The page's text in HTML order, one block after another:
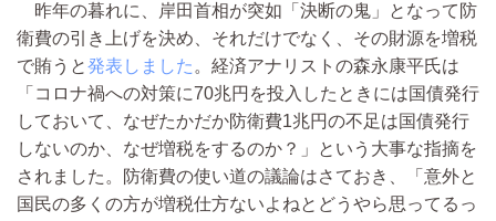
昨年の暮れに、岸田首相が突如「決断の鬼」となって防
衛費の引き上げを決め、それだけでなく、その財源を増税
で賄うと発表しました 。経済アナリストの森永康平氏は
「コロナ禍への対策に70兆円を投入したときには国債発行
しておいて、なぜたかだか防衛費1兆円の不足は国債発行
しないのか、なぜ増税をするのか？」という大事な指摘を
されました。防衛費の使い道の議論はさておき、「意外と
国民の多くの方が増税仕方ないよねとどうやら思ってるっ